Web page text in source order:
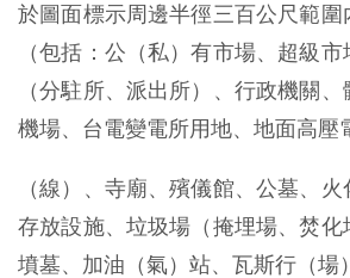
於圖面標示周邊半徑三百公尺範
（包括：公（私）有市場、超級
（分駐所、派出所）、行政機關
機場、台電變電所用地、地面高壓
（線）、寺廟、殯儀館、公墓、火
存放設施、垃圾場（掩埋場、焚化
墳墓、加油（氣）站、瓦斯行（場